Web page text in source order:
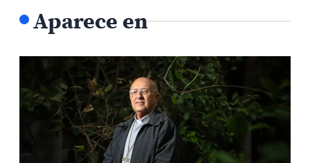
Aparece en